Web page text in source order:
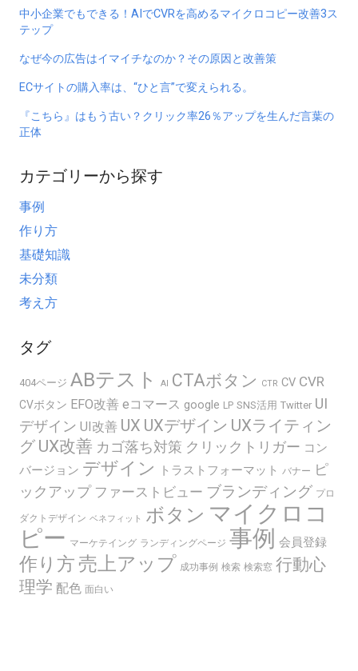
中小企業でもできる！AIでCVRを高めるマイクロコピー改善3ス
テップ
なぜ今の広告はイマイチなのか？その原因と改善策
ECサイトの購入率は、“ひと言”で変えられる。
『こちら』はもう古い？クリック率26％アップを生んだ言葉の
正体
カテゴリーから探す
事例
作り方
基礎知識
未分類
考え方
タグ
404ページ ABテスト AI CTAボタン CTR CV CVR
CVボタン EFO改善 eコマース google LP SNS活用 Twitter UI
デザイン UI改善 UX UXデザイン UXライティン
グ UX改善 カゴ落ち対策 クリックトリガー コン
バージョン デザイン トラストフォーマット バナー ピ
ックアップ ファーストビュー ブランディング プロ
ダクトデザイン ベネフィット ボタン マイクロコ
ピー マーケテイング ランディングページ 事例 会員登録
作り方 売上アップ 成功事例 検索 検索窓 行動心
理学 配色 面白い